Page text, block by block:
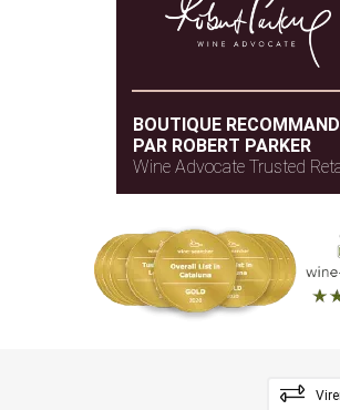
BOUTIQUE
PAR ROBERT PARKER
Wine Advocate Trusted